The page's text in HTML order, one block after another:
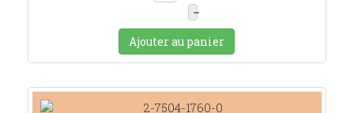
–
Ajouter au panier